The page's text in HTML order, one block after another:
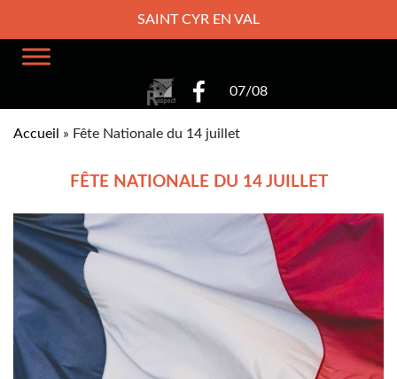
SAINT CYR EN VAL
07/08
Accueil » Fête Nationale du 14 juillet
FÊTE NATIONALE DU 14 JUILLET